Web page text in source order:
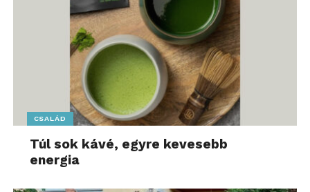
CSALÁD
Túl sok kávé, egyre kevesebb
energia